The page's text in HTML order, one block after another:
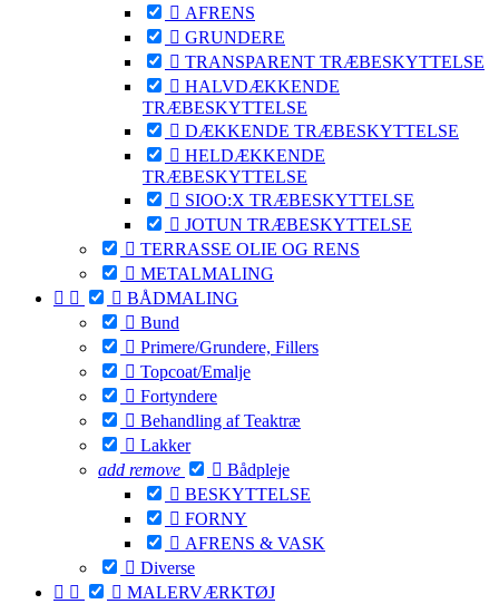
 AFRENS
 GRUNDERE
 TRANSPARENT TRÆBESKYTTELSE
 HALVDÆKKENDE
TRÆBESKYTTELSE
 DÆKKENDE TRÆBESKYTTELSE
 HELDÆKKENDE
TRÆBESKYTTELSE
 SIOO:X TRÆBESKYTTELSE
 JOTUN TRÆBESKYTTELSE
 TERRASSE OLIE OG RENS
 METALMALING
   BÅDMALING
 Bund
 Primere/Grundere, Fillers
 Topcoat/Emalje
 Fortyndere
 Behandling af Teaktræ
 Lakker
add remove  Bådpleje
 BESKYTTELSE
 FORNY
 AFRENS & VASK
 Diverse
   MALERVÆRKTØJ